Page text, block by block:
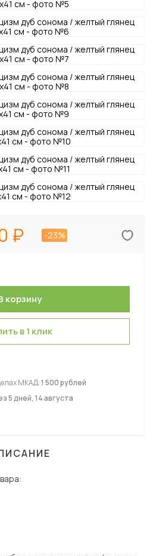
-23%
в 1 клик
МКАД:1 500 рублей
5 дней, 14 августа